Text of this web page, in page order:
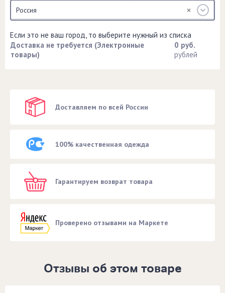
Россия
Если это не ваш город, то выберите нужный из списка
Доставка не требуется (Электронные
товары)
0 руб.
рублей
Доставляем по всей России
100% качественная одежда
Гарантируем возврат товара
Проверено отзывами на Маркете
Отзывы об этом товаре